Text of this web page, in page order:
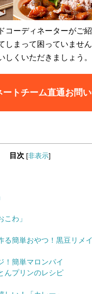
コーディネーターがご紹
しまって困っていませ
しくいただきましょう。
ートチーム直通お問
目次 [非表示]
わ」
簡単おやつ！黒豆リメ
！簡単マロンパイ
んプリンのレシピ